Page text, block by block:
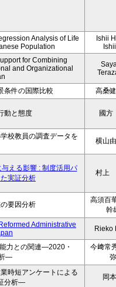
Analysis of Life
Population
Ishii
for Combining
and Organizational
条件の国際比較 高桑
動と態度 國
校教員の調査データを
横山
える影響 : 制度活用パ
実証分析
村上
要因分析
高須百
幹
Administrative
Rieko
力との関連―2020・
―
今﨑常
弥
時短アンケートによる
分析―
岡